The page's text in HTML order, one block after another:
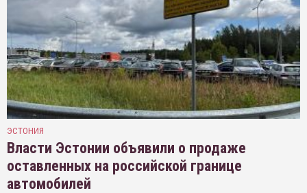
ЭСТОНИЯ
Власти Эстонии объявили о продаже
оставленных на российской границе
автомобилей